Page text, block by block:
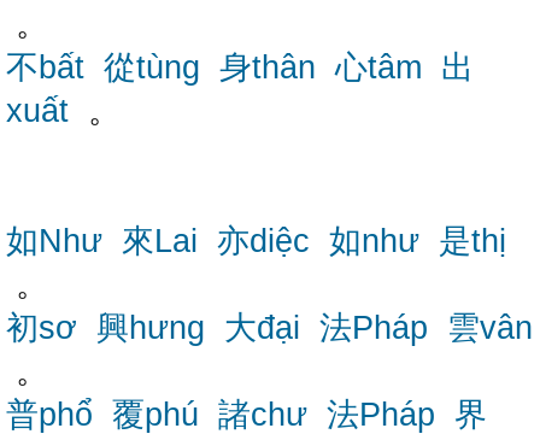
。
不bất 從tùng 身thân 心tâm 出
xuất 。
如Như 來Lai 亦diệc 如như 是thị
。
初sơ 興hưng 大đại 法Pháp
雲vân
。
普phổ 覆phú 諸chư 法Pháp 界